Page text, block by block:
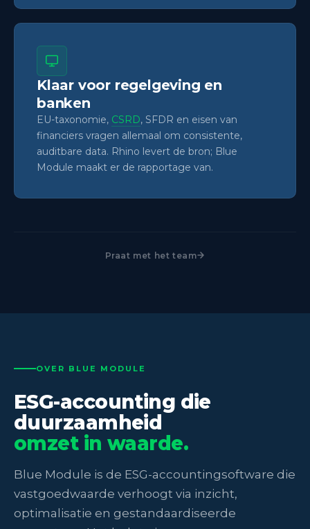
Klaar voor regelgeving en
banken
EU-taxonomie, CSRD, SFDR en eisen van
financiers vragen allemaal om consistente,
auditbare data. Rhino levert de bron; Blue
Module maakt er de rapportage van.
Praat met het team
OVER BLUE MODULE
ESG-accounting die
duurzaamheid
omzet in waarde.
Blue Module is de ESG-accountingsoftware die
vastgoedwaarde verhoogt via inzicht,
optimalisatie en gestandaardiseerde